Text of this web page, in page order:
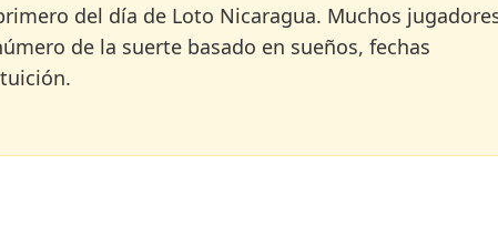
del día de Loto Nicaragua. Muchos
de la suerte basado en sueños, fechas